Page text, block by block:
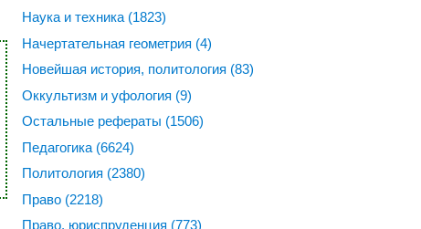
Наука и техника (1823)
Начертательная геометрия (4)
Новейшая история, политология (83)
Оккультизм и уфология (9)
Остальные рефераты (1506)
Педагогика (6624)
Политология (2380)
Право (2218)
Право, юриспруденция (773)